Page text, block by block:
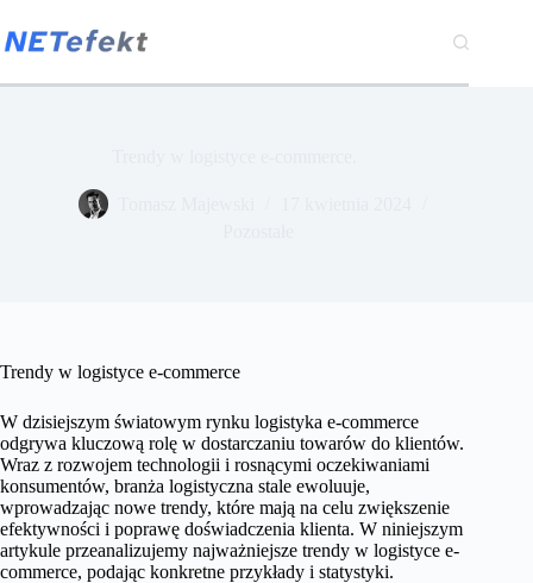
do
treści
Trendy w logistyce e-commerce
W dzisiejszym światowym rynku logistyka e-commerce
odgrywa kluczową rolę w dostarczaniu towarów do klientów.
Wraz z rozwojem technologii i rosnącymi oczekiwaniami
konsumentów, branża logistyczna stale ewoluuje,
wprowadzając nowe trendy, które mają na celu zwiększenie
efektywności i poprawę doświadczenia klienta. W niniejszym
artykule przeanalizujemy najważniejsze trendy w logistyce e-
commerce, podając konkretne przykłady i statystyki.